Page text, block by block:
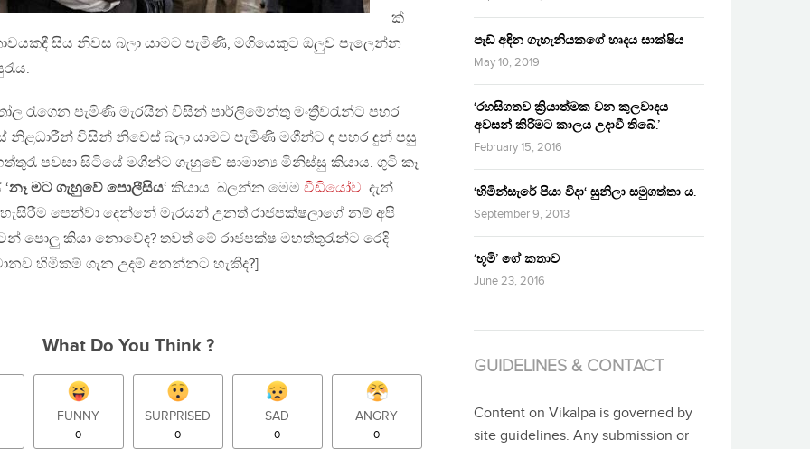
ක්
සිය නිවස බලා යාමට පැමිණි, මගියෙකුට ඔලුව පැලෙන්න
රැගෙන පැමිණි මැරයින් විසින් පාර්ලිමේන්තු මංත්‍රීවරැන්ට පහර
නිළධාරීන් විසින් නිවෙස් බලා යාමට පැමිණි මගීන්ට ද පහර දුන් පසු
පවසා සිටියේ මගීන්ට ගැහුවේ සාමාන්‍ය මිනිස්සු කියාය. ගුටි කෑ
නෑ මට ගැහුවේ පොලීසිය‘ කියාය. බලන්න මෙම වීඩියෝව. දැන්
පෙන්වා දෙන්නේ මැරයන් උනත් රාජපක්ෂලාගේ නම් අපි
පොලු කියා නොවේද? තවත් මේ රාජපක්ෂ මහත්තුරැන්ට රෙදි
හිමිකම් ගැන උදම් අනන්නට හැකිද?]
What Do You Think ?
FUNNY
0
SURPRISED
0
SAD
0
ANGRY
0
පෑඩ් අඳින ගැහැනියකගේ හෘදය සාක්ෂිය
May 10, 2019
‘රහසිගතව ක්‍රියාත්මක වන කුලවාදය
අවසන් කිරීමට කාලය උදාවී තිබේ.’
February 15, 2016
‘හිමින්සැරේ පියා විදා‘ සුනිලා සමුගත්තා ය.
September 9, 2013
‘භූමි’ ගේ කතාව
June 23, 2016
GUIDELINES & CONTACT
Content on Vikalpa is governed by
site guidelines. Any submission or